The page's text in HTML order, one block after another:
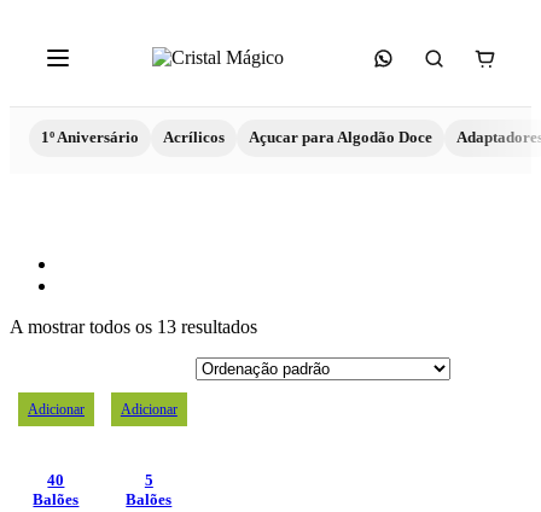
1º Aniversário Acrílicos Açucar para Algodão Doce
A mostrar todos os 13 resultados
Adicionar
40
Balões
Adicionar
5
Balões